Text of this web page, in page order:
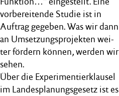
vorbereitende Studie ist in
Auftrag gegeben. Was wir dann
an Umsetzungsprojekten wei-
ter fördern können, werden wir
sehen.
Über die Experimentierklausel
im Landesplanungsgesetz ist es